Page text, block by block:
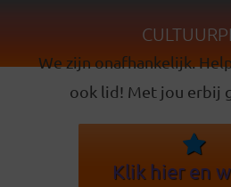
We zijn onafhankelijk.
ook lid! Met jou erbij
Klik hier en